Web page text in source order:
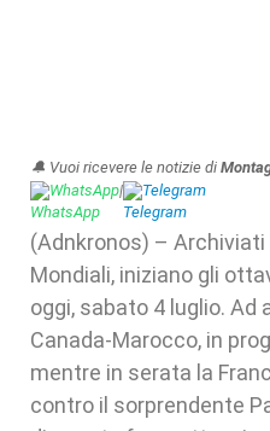
🔔 Vuoi ricevere le notizie di
WhatsApp| Telegram
(Adnkronos) –
Mondiali, iniziano gli
oggi, sabato 4 luglio. Ad
Canada-Marocco, in
mentre in serata la
contro il sorprendente